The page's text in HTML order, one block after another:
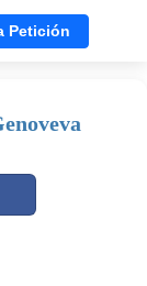
Petición